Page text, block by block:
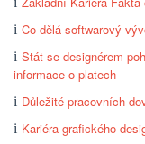
Co dělá softwarový
Stát se designérem
informace o platech
Důležité pracovních
Kariéra grafického